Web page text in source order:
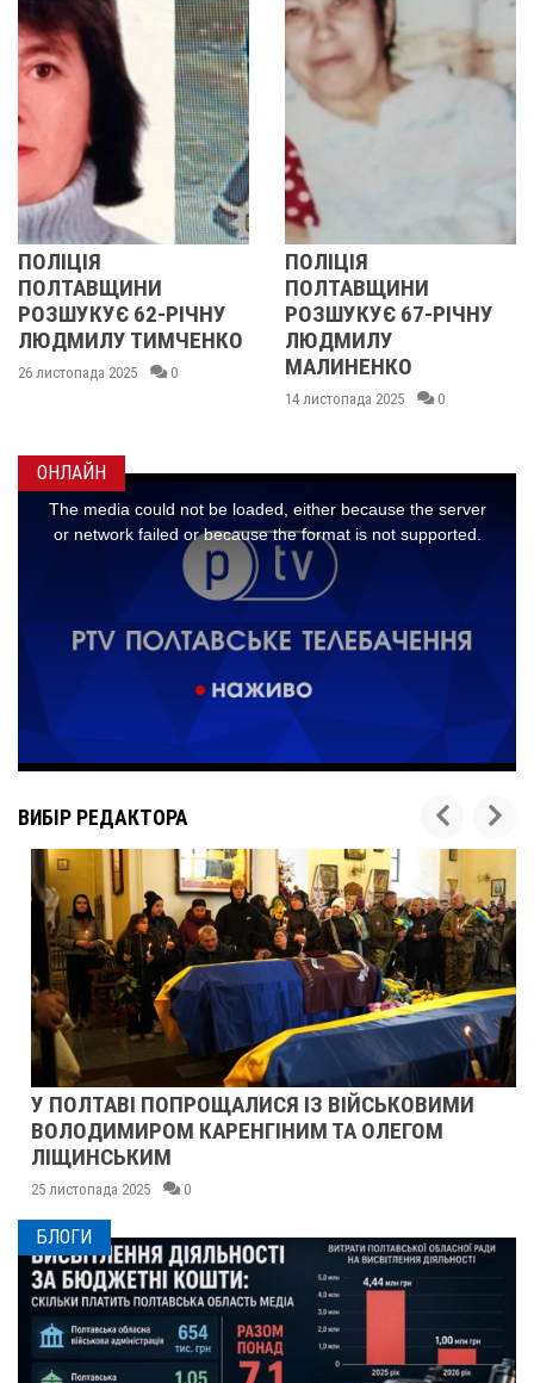
РІЧНУ
0
ПОЛТАВЩИНИ
РОЗШУКУЄ 67-РІЧНУ
ЛЮДМИЛУ
МАЛИНЕНКО
0
ОБЛАСТІ
14 листопада 2025
ОНЛАЙН
ВИБІР РЕДАКТОРА
У ПОЛТАВІ ПОПРОЩАЛИСЯ ІЗ ВІЙСЬКОВИМИ
ВОЛОДИМИРОМ КАРЕНГІНИМ ТА ОЛЕГОМ
ЛІЩИНСЬКИМ
25 листопада 2025 0
БЛОГИ